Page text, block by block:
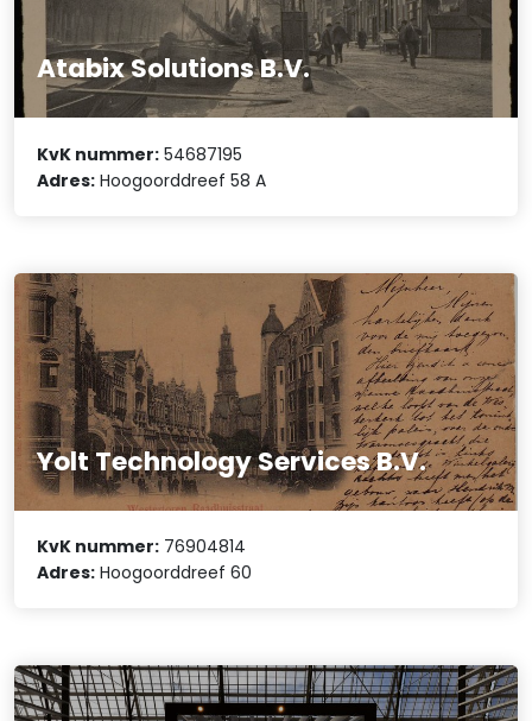
Atabix Solutions B.V.
KvK nummer: 54687195
Adres: Hoogoorddreef 58 A
Yolt Technology Services B.V.
KvK nummer: 76904814
Adres: Hoogoorddreef 60